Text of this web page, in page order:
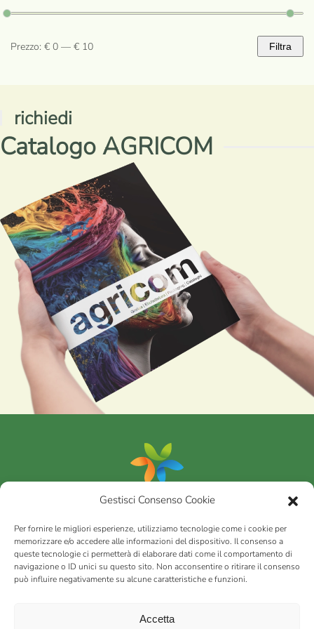
Gestisci Consenso Cookie
Per fornire le migliori esperienze, utilizziamo tecnologie come i cookie per
memorizzare e/o accedere alle informazioni del dispositivo. Il consenso a
queste tecnologie ci permetterà di elaborare dati come il comportamento di
navigazione o ID unici su questo sito. Non acconsentire o ritirare il consenso
può influire negativamente su alcune caratteristiche e funzioni.
Accetta
Prezzo
Prezzo
Filtra
Prezzo: € 0 — € 10
richiedi
Catalogo AGRICOM
Portfolio
AGRICOMs.r.l.
via Montalbano 65 51100 Case Nuove di Masiano (PT) | codice
Int. versato | Repertorio Economico Amministrativo C.C.I.A.A. di